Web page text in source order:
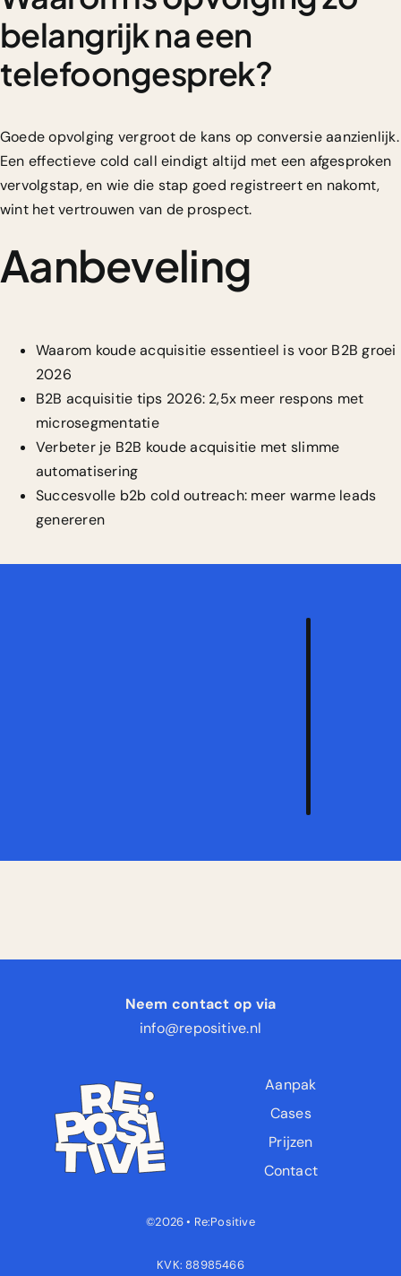
belangrijk na een
telefoongesprek?
Goede opvolging vergroot de kans op conversie aanzienlijk.
Een effectieve cold call eindigt altijd met een afgesproken
vervolgstap, en wie die stap goed registreert en nakomt,
wint het vertrouwen van de prospect.
Aanbeveling
Waarom koude acquisitie essentieel is voor B2B groei
2026
B2B acquisitie tips 2026: 2,5x meer respons met
microsegmentatie
Verbeter je B2B koude acquisitie met slimme
automatisering
Succesvolle b2b cold outreach: meer warme leads
genereren
Neem contact op via
info@repositive.nl
Aanpak
Cases
Prijzen
Contact
©2026 • Re:Positive
KVK: 88985466